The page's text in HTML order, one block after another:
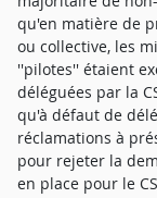
qu'en matière de
ou collective, les
''pilotes'' étaient
déléguées par la
qu'à défaut de
réclamations à
pour rejeter la
en place pour le